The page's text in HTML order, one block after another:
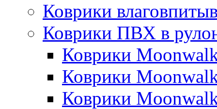
Коврики
Коврики ПВХ в
Коврики
Коврики
Коврики